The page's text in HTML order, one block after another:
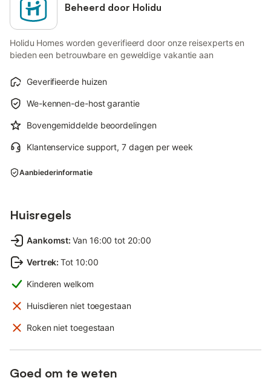
Beheerd door Holidu
Holidu Homes worden geverifieerd door onze reisexperts en
bieden een betrouwbare en geweldige vakantie aan
Geverifieerde huizen
We-kennen-de-host garantie
Bovengemiddelde beoordelingen
Klantenservice support, 7 dagen per week
Aanbiederinformatie
Huisregels
Aankomst: Van 16:00 tot 20:00
Vertrek: Tot 10:00
Kinderen welkom
Huisdieren niet toegestaan
Roken niet toegestaan
Goed om te weten